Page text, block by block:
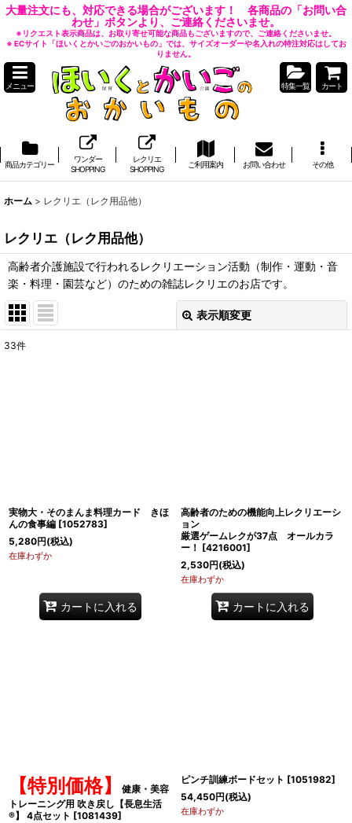
大量注文にも、対応できる場合がございます！ 各商品の「お問い合
わせ」ボタンより、ご連絡くださいませ。
※リクエスト表示商品は、お取り寄せ可能な商品もございますので、ご連絡くださいませ。
※ ECサイト「ほいくとかいごのおかいもの」では、サイズオーダーや名入れの特注対応はしてお
りません。
メニュー 特集一覧 カート
商品カテゴリー
ワンダー
SHOPPING
レクリエ
SHOPPING
ご利用案内 お問い合わせ その他
ホーム > レクリエ（レク用品他）
レクリエ（レク用品他）
高齢者介護施設で行われるレクリエーション活動（制作・運動・音
楽・料理・園芸など）のための雑誌レクリエのお店です。
表示順変更
33件
実物大・そのまんま料理カード きほ
んの食事編 [1052783]
5,280円(税込)
在庫わずか
カートに入れる
高齢者のための機能向上レクリエーシ
ョン
厳選ゲームレクが37点 オールカラ
ー！ [4216001]
2,530円(税込)
在庫わずか
カートに入れる
【特別価格】
健康・美容
トレーニング用 吹き戻し【長息生活
®】 4点セット [1081439]
ピンチ訓練ボードセット [1051982]
54,450円(税込)
在庫わずか